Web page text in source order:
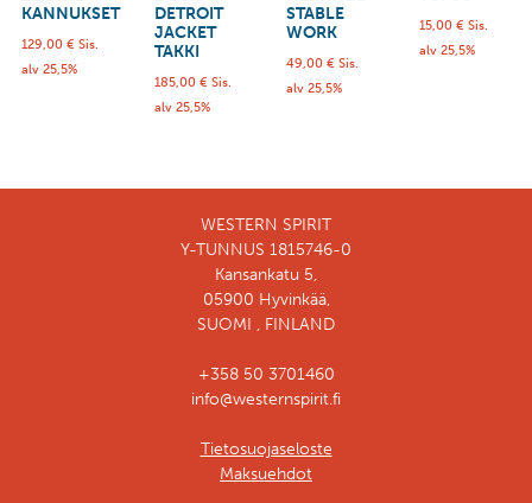
KANNUKSET
129,00 € Sis.
alv 25,5%
DETROIT
JACKET
TAKKI
185,00 € Sis.
alv 25,5%
STABLE
WORK
49,00€ Sis.
alv 25,5%
15,00 € Sis.
alv 25,5%
WESTERN SPIRIT
Y-TUNNUS 1815746-0
Kansankatu 5,
05900 Hyvinkää,
SUOMI , FINLAND
+358 50 3701460
info@westernspirit.fi
Tietosuojaseloste
Maksuehdot